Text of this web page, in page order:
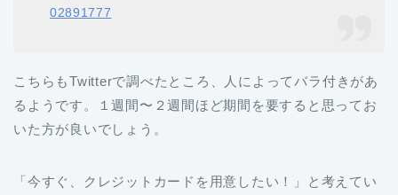
02891777
こちらもTwitterで調べたところ、人によってバラ付きがあ
るようです。１週間〜２週間ほど期間を要すると思ってお
いた方が良いでしょう。
「今すぐ、クレジットカードを用意したい！」と考えてい